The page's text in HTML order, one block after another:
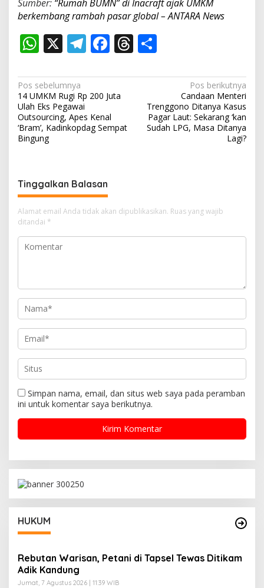
Sumber: “Rumah BUMN” di Inacraft ajak UMKM
berkembang rambah pasar global – ANTARA News
W
at
s
A
p
X T
e
gr
a
m
F
e
b
o
o
T
re ar
e
N
a
v
i
s
i
p
o
s
Pos sebelumnya
14 UMKM Rugi Rp 200 Juta
Ulah Eks Pegawai
Outsourcing, Apes Kenal
‘Bram’, Kadinkopdag Sempat
Bingung
Pos berikutnya
Candaan Menteri
Trenggono Ditanya Kasus
Pagar Laut: Sekarang ‘kan
Sudah LPG, Masa Ditanya
Lagi?
Tinggalkan Balasan
Alamat email Anda tidak akan dipublikasikan. Ruas yang wajib
ditandai *
Simpan nama, email, dan situs web saya pada peramban
ini untuk komentar saya berikutnya.
HUKUM
Rebutan Warisan, Petani di Tapsel Tewas Ditikam
Adik Kandung
Jumat, 7 Agustus 2026 | 11:39 WIB